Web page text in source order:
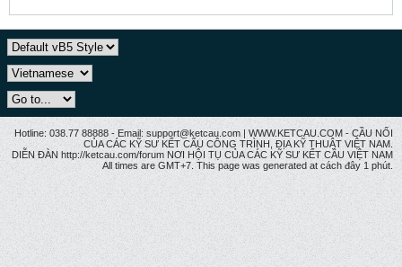
Hotline: 038.77 88888 - Email: support@ketcau.com | WWW.KETCAU.COM - CẦU NỐI
CỦA CÁC KỸ SƯ KẾT CẤU CÔNG TRÌNH, ĐỊA KỸ THUẬT VIỆT NAM.
DIỄN ĐÀN http://ketcau.com/forum NƠI HỘI TỤ CỦA CÁC KỸ SƯ KẾT CÂU VIỆT NAM
All times are GMT+7. This page was generated at cách đây 1 phút.